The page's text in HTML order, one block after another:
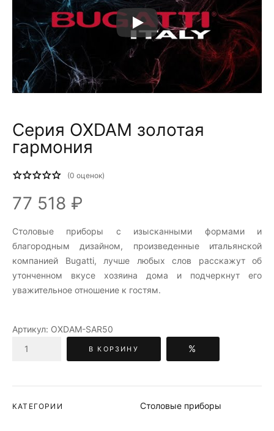
Серия OXDAM золотая
гармония
(0 оценок)
77 518 ₽
Столовые приборы c изысканными формами и
благородным дизайном, произведенные итальянской
компанией Bugatti, лучше любых слов расскажут об
утонченном вкусе хозяина дома и подчеркнут его
уважительное отношение к гостям.
Артикул: OXDAM-SAR50
В КОРЗИНУ %
КАТЕГОРИИ Столовые приборы